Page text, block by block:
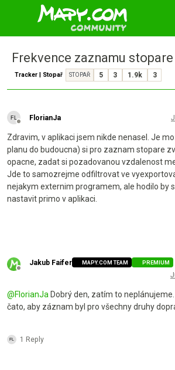
Frekvence zaznamu stopare
Tracker | Stopař STOPAŘ 5 3 1.9k 3
Offline
FlorianJa
Zdravim, v aplikaci jsem nikde nenasel. Je
planu do budoucna) si pro zaznam stopare
opacne, zadat si pozadovanou vzdalenost
Jde to samozrejme odfiltrovat ve
nejakym externim programem, ale hodilo by
nastavit primo v aplikaci.
Offline
Jakub Faifer MAPY.COM TEAM PREMIUM
@FlorianJa Dobrý den, zatím to
čato, aby záznam byl pro všechny druhy
1 Reply